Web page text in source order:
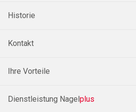
Historie
Kontakt
Ihre Vorteile
Dienstleistung Nagelplus